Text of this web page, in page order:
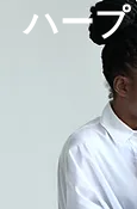
​ハープ